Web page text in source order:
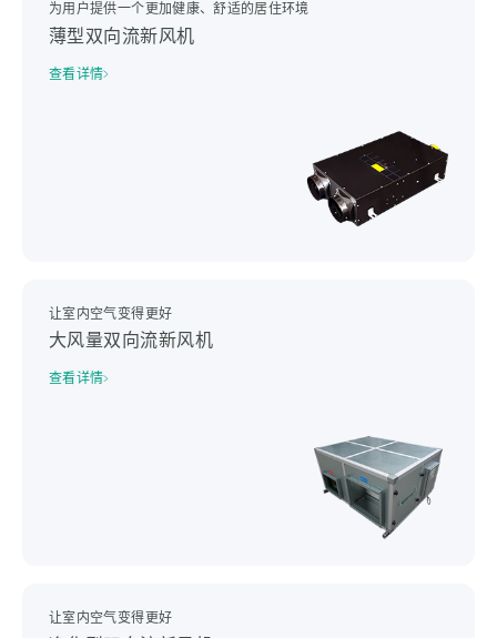
为用户提供一个更加健康、舒适的居住环境
薄型双向流新风机
查看详情
让室内空气变得更好
大风量双向流新风机
查看详情
让室内空气变得更好